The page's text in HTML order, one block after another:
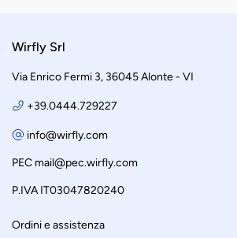
Wirfly Srl
Via Enrico Fermi 3, 36045 Alonte - VI
+39.0444.729227
info@wirfly.com
PEC mail@pec.wirfly.com
P.IVA IT03047820240
Ordini e assistenza